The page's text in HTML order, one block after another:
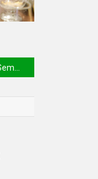
Em José de Freitas, Semarh promove distribuição de 15 mil mudas frutíferas e 40 mil alevinos em ação do PRO Verde Piauí.